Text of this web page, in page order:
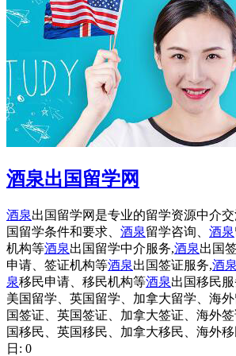
酒泉出国留学网
酒泉出国留学网是专业的留学资源中介
国留学条件和要求、 酒泉留学咨询、 酒泉
机构等酒泉出国留学中介服务,酒泉出国
申请、签证机构等酒泉出国签证服务,酒泉
泉移民申请、移民机构等酒泉出国移民服
美国留学、英国留学、加拿大留学、海
国签证、英国签证、加拿大签证、海外
国移民、英国移民、加拿大移民、海外
日: 0